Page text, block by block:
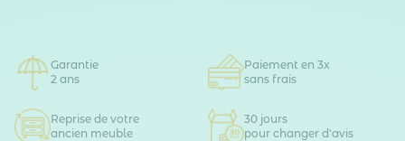
Garantie
2 ans
Paiement en 3x
sans frais
Reprise de votre
ancien meuble
30 jours
pour changer d'avis